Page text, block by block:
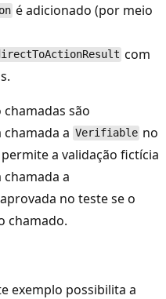
é adicionado (por meio
com
são
a Verifiable no
a validação fictícia
a
no teste se o
chamado.
exemplo possibilita a